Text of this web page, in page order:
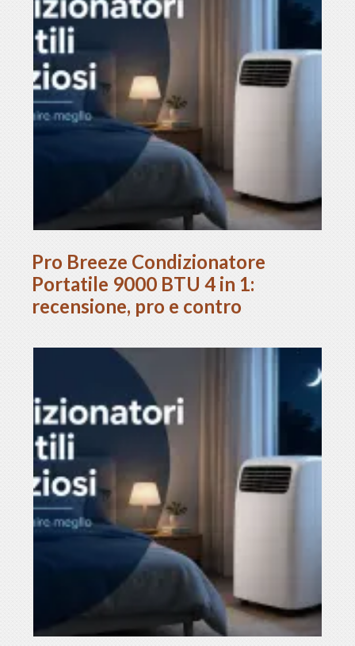
Pro Breeze Condizionatore
Portatile 9000 BTU 4 in 1:
recensione, pro e contro